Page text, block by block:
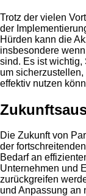
Trotz der vielen
der
Hürden kann die
insbesondere
sind. Es ist wichtig,
um
effektiv nutzen
Die Zukunft von
der
Bedarf an
Unternehmen und
zurückgreifen
und Anpassung an